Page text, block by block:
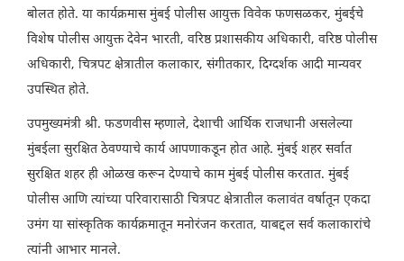
बोलत होते. या कार्यक्रमास मुंबई पोलीस आयुक्त विवेक फणसळकर, मुंबईचे
विशेष पोलीस आयुक्त देवेन भारती, वरिष्ठ प्रशासकीय अधिकारी, वरिष्ठ पोलीस
अधिकारी, चित्रपट क्षेत्रातील कलाकार, संगीतकार, दिग्दर्शक आदी मान्यवर
उपस्थित होते.
उपमुख्यमंत्री श्री. फडणवीस म्हणाले, देशाची आर्थिक राजधानी असलेल्या
मुंबईला सुरक्षित ठेवण्याचे कार्य आपणाकडून होत आहे. मुंबई शहर सर्वात
सुरक्षित शहर ही ओळख करून देण्याचे काम मुंबई पोलीस करतात. मुंबई
पोलीस आणि त्यांच्या परिवारासाठी चित्रपट क्षेत्रातील कलावंत वर्षातून एकदा
उमंग या सांस्कृतिक कार्यक्रमातून मनोरंजन करतात, याबद्दल सर्व कलाकारांचे
त्यांनी आभार मानले.